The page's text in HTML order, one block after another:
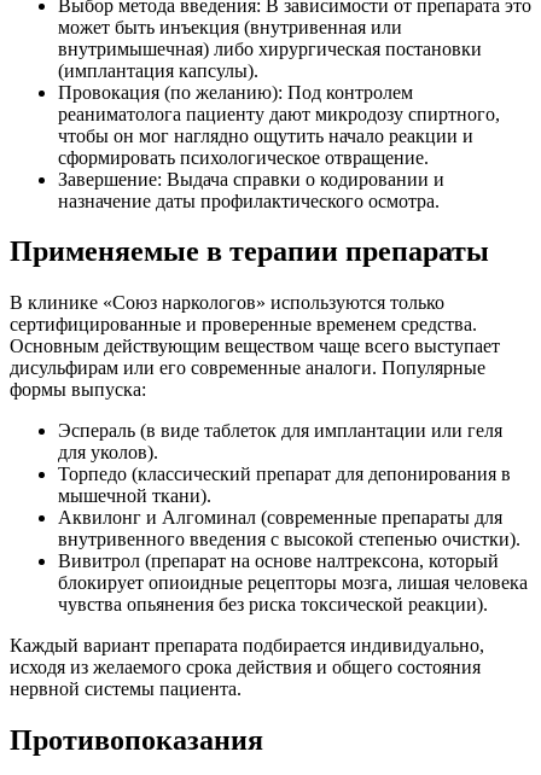
Выбор метода введения: В зависимости от препарата это
может быть инъекция (внутривенная или
внутримышечная) либо хирургическая постановки
(имплантация капсулы).
Провокация (по желанию): Под контролем
реаниматолога пациенту дают микродозу спиртного,
чтобы он мог наглядно ощутить начало реакции и
сформировать психологическое отвращение.
Завершение: Выдача справки о кодировании и
назначение даты профилактического осмотра.
Применяемые в терапии препараты
В клинике «Союз наркологов» используются только
сертифицированные и проверенные временем средства.
Основным действующим веществом чаще всего выступает
дисульфирам или его современные аналоги. Популярные
формы выпуска:
Эспераль (в виде таблеток для имплантации или геля
для уколов).
Торпедо (классический препарат для депонирования в
мышечной ткани).
Аквилонг и Алгоминал (современные препараты для
внутривенного введения с высокой степенью очистки).
Вивитрол (препарат на основе налтрексона, который
блокирует опиоидные рецепторы мозга, лишая человека
чувства опьянения без риска токсической реакции).
Каждый вариант препарата подбирается индивидуально,
исходя из желаемого срока действия и общего состояния
нервной системы пациента.
Противопоказания